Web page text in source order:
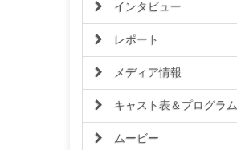
インタビュー
レポート
メディア情報
キャスト表＆プログラム
ムービー